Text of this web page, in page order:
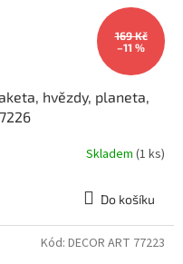
169 Kč
–11 %
hvězdy, planeta,
Skladem (1 ks)
Do košíku
Kód: DECOR ART 77223